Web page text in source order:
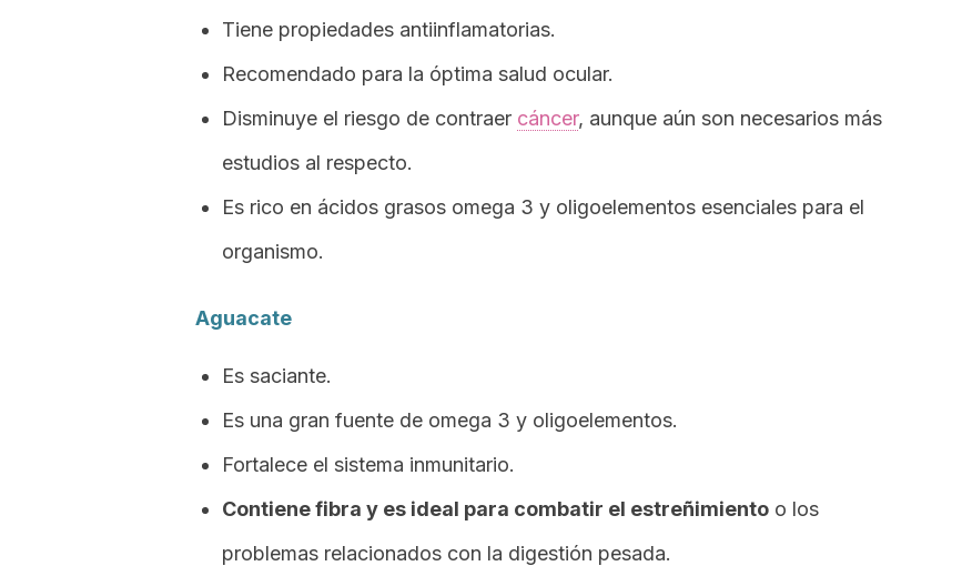
Tiene propiedades antiinflamatorias.
Recomendado para la óptima salud ocular.
Disminuye el riesgo de contraer cáncer, aunque aún son necesarios más
estudios al respecto.
Es rico en ácidos grasos omega 3 y oligoelementos esenciales para el
organismo.
Aguacate
Es saciante.
Es una gran fuente de omega 3 y oligoelementos.
Fortalece el sistema inmunitario.
Contiene fibra y es ideal para combatir el estreñimiento o los
problemas relacionados con la digestión pesada.